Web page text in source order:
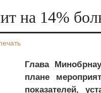
на 14%
Глава
плане
показателей,